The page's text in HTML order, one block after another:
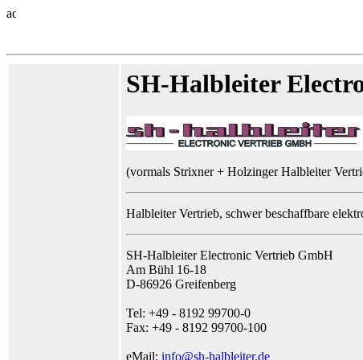
SH-Halbleiter
(vormals Strixner + Holzinger Halbleiter
Halbleiter Vertrieb, schwer beschaffbare
SH-Halbleiter Electronic Vertrieb GmbH
Am Bühl 16-18
D-86926 Greifenberg
Tel: +49 - 8192 99700-0
Fax: +49 - 8192 99700-100
eMail: info@sh-halbleiter.de